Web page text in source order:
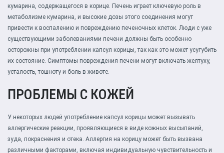
кумарина, содержащегося в корице. Печень играет ключевую роль в
метаболизме кумарина, и высокие дозы этого соединения могут
привести к воспалению и повреждению печеночных клеток. Люди с уже
существующими заболеваниями печени должны быть особенно
осторожны при употреблении капсул корицы, так как это может усугубить
их состояние. Симптомы повреждения печени могут включать желтуху,
усталость, тошноту и боль в животе.
ПРОБЛЕМЫ С КОЖЕЙ
У некоторых людей употребление капсул корицы может вызывать
аллергические реакции, проявляющиеся в виде кожных высыпаний,
зуда, покраснения и отека. Аллергия на корицу может быть вызвана
различными факторами, включая индивидуальную чувствительность и